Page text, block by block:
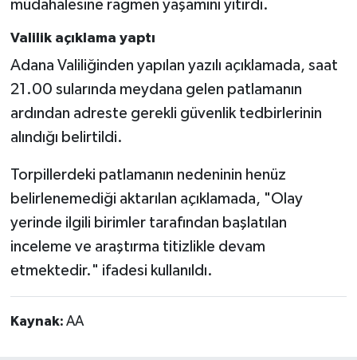
müdahalesine rağmen yaşamını yitirdi.
Valilik açıklama yaptı
Adana Valiliğinden yapılan yazılı açıklamada, saat
21.00 sularında meydana gelen patlamanın
ardından adreste gerekli güvenlik tedbirlerinin
alındığı belirtildi.
Torpillerdeki patlamanın nedeninin henüz
belirlenemediği aktarılan açıklamada, "Olay
yerinde ilgili birimler tarafından başlatılan
inceleme ve araştırma titizlikle devam
etmektedir." ifadesi kullanıldı.
Kaynak: AA